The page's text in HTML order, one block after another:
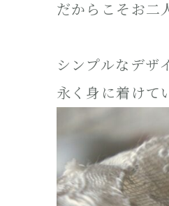
だからこそお二
シンプルなデザ
永く身に着けて